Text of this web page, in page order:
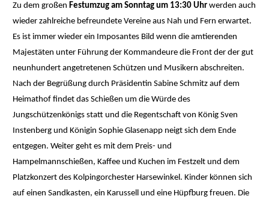
Zu dem großen Festumzug am Sonntag um 13:30 Uhr werden auch
wieder zahlreiche befreundete Vereine aus Nah und Fern erwartet.
Es ist immer wieder ein Imposantes Bild wenn die amtierenden
Majestäten unter Führung der Kommandeure die Front der der gut
neunhundert angetretenen Schützen und Musikern abschreiten.
Nach der Begrüßung durch Präsidentin Sabine Schmitz auf dem
Heimathof findet das Schießen um die Würde des
Jungschützenkönigs statt und die Regentschaft von König Sven
Instenberg und Königin Sophie Glasenapp neigt sich dem Ende
entgegen. Weiter geht es mit dem Preis- und
Hampelmannschießen, Kaffee und Kuchen im Festzelt und dem
Platzkonzert des Kolpingorchester Harsewinkel. Kinder können sich
auf einen Sandkasten, ein Karussell und eine Hüpfburg freuen. Die